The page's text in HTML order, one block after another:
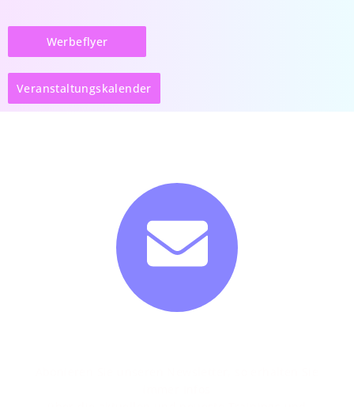
Werbeflyer
Veranstaltungskalender